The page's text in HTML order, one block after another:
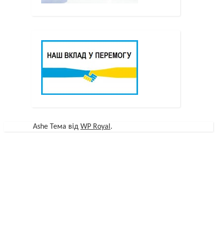
Ashe Тема від WP Royal .